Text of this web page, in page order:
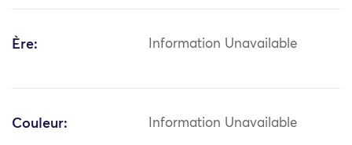
Ère: Information Unavailable
Couleur: Information Unavailable